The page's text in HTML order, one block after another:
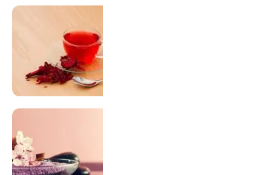
Para antes e depois de engravidar
Saiba Mais